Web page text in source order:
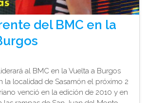
del BMC en la
al BMC en la Vuelta a Burgos
la localidad de Sasamón el próximo 2
venció en la edición de 2010 y en